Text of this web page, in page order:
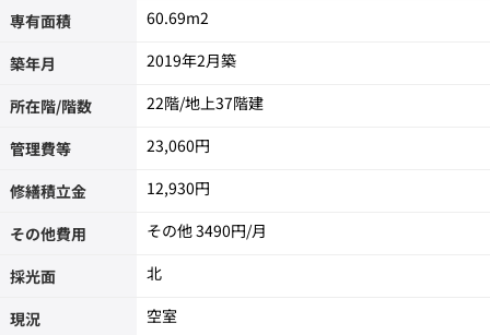
専有面積 60.69m2
築年月 2019年2月築
所在階/階数 22階/地上37階建
管理費等 23,060円
修繕積立金 12,930円
その他費用 その他3490
採光面 北
現況 空室